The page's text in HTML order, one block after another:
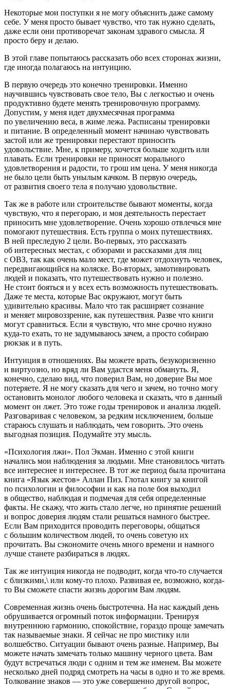
Некоторые мои поступки я не могу объяснить даже самому
себе. У меня просто бывает чувство, что так нужно сделать,
даже если они противоречат законам здравого смысла. Я
просто беру и делаю.
В этой главе попытаюсь рассказать обо всех сторонах жизни,
где иногда полагаюсь на интуицию.
В первую очередь это конечно тренировки. Именно
научившись чувствовать свое тело, Вы с легкостью и очень
продуктивно будете менять тренировочную программу.
Допустим, у меня идет двухмесячная программа
по увеличению веса, в жиме лежа. Расписаны тренировки
и питание. В определенный момент начинаю чувствовать
застой или же тренировки перестают приносить
удовольствие. Мне, к примеру, хочется больше ходить или
плавать. Если тренировки не приносят морального
удовлетворения и радости, то грош им цена. У меня никогда
не было цели быть унылым качком. В первую очередь,
от развития своего тела я получаю удовольствие.
Так же в работе или строительстве бывают моменты, когда
чувствую, что я перегораю, и моя деятельность перестает
приносить мне удовлетворение. Очень хорошо отвлечься мне
помогают путешествия. Есть группа о моих путешествиях.
В ней преследую 2 цели. Во-первых, это рассказать
об интересных местах, с обзорами и рассказами для лиц
с ОВЗ, так как очень мало мест, где может отдохнуть человек,
передвигающийся на коляске. Во-вторых, замотивировать
людей и показать, что путешествовать нужно и полезно.
Не стоит бояться и у всех есть возможность путешествовать.
Даже те места, которые Вас окружают, могут быть
удивительно красивы. Мало что так расширяет сознание
и меняет мировоззрение, как путешествия. Разве что книги
могут сравниться. Если я чувствую, что мне срочно нужно
куда-то ехать, то не задумываюсь зачем, а просто собираю
рюкзак и в путь.
Интуиция в отношениях. Вы можете врать, безукоризненно
и виртуозно, но вряд ли Вам удастся меня обмануть. Я,
конечно, сделаю вид, что поверил Вам, но доверие Вы мое
потеряете. Я не могу сказать для чего и зачем, но точно могу
остановить монолог любого человека и сказать, что в данный
момент он лжет. Это тоже годы тренировок и анализа людей.
Разговаривая с человеком, за редким исключением, больше
стараюсь слушать и наблюдать, чем говорить. Это очень
выгодная позиция. Подумайте эту мысль.
«Психология лжи». Пол Экман. Именно с этой книги
начались мои наблюдения за людьми. Мне становилось читать
все интереснее и интереснее. В тот же период была прочитана
книга «Язык жестов» Аллан Пиз. Глотал книгу за книгой
по психологии и философии и как на поле боя выходил
в общество, наблюдая и подмечая для себя определенные
факты. Не скажу, что жить стало легче, но принятие решений
и вопрос доверия людям стали решаться намного быстрее.
Если Вам приходится проводить переговоры, общаться
с большим количеством людей, то очень советую их
прочитать. Вы сэкономите очень много времени и намного
лучше станете разбираться в людях.
Так же интуиция никогда не подводит, когда что-то случается
с близкими,\ или кому-то плохо. Развивая ее, возможно, когда-
то Вы сможете спасти жизнь дорогим Вам людям.
Современная жизнь очень быстротечна. На нас каждый день
обрушивается огромный поток информации. Тренируя
внутреннюю гармонию, спокойствие, гораздо проще замечать
так называемые знаки. Я сейчас не про мистику или
волшебство. Ситуации бывают очень разные. Например, Вы
можете начать замечать только машину черного цвета. Вам
будут встречаться люди с одним и тем же именем. Вы можете
несколько дней подряд смотреть на часы в одно и то же время.
Толкование знаков — это уже совершенно другой вопрос,